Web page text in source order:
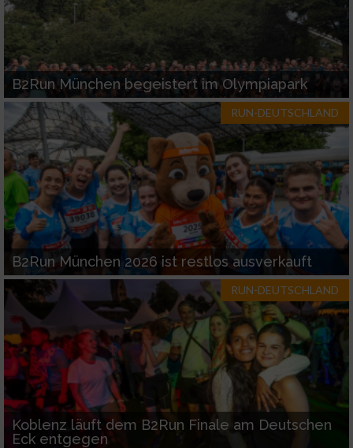
B2Run München begeistert im Olympiapark
RUN-DEUTSCHLAND
B2Run München 2026 ist restlos ausverkauft
RUN-DEUTSCHLAND
Koblenz läuft dem B2Run Finale am Deutschen
Eck entgegen